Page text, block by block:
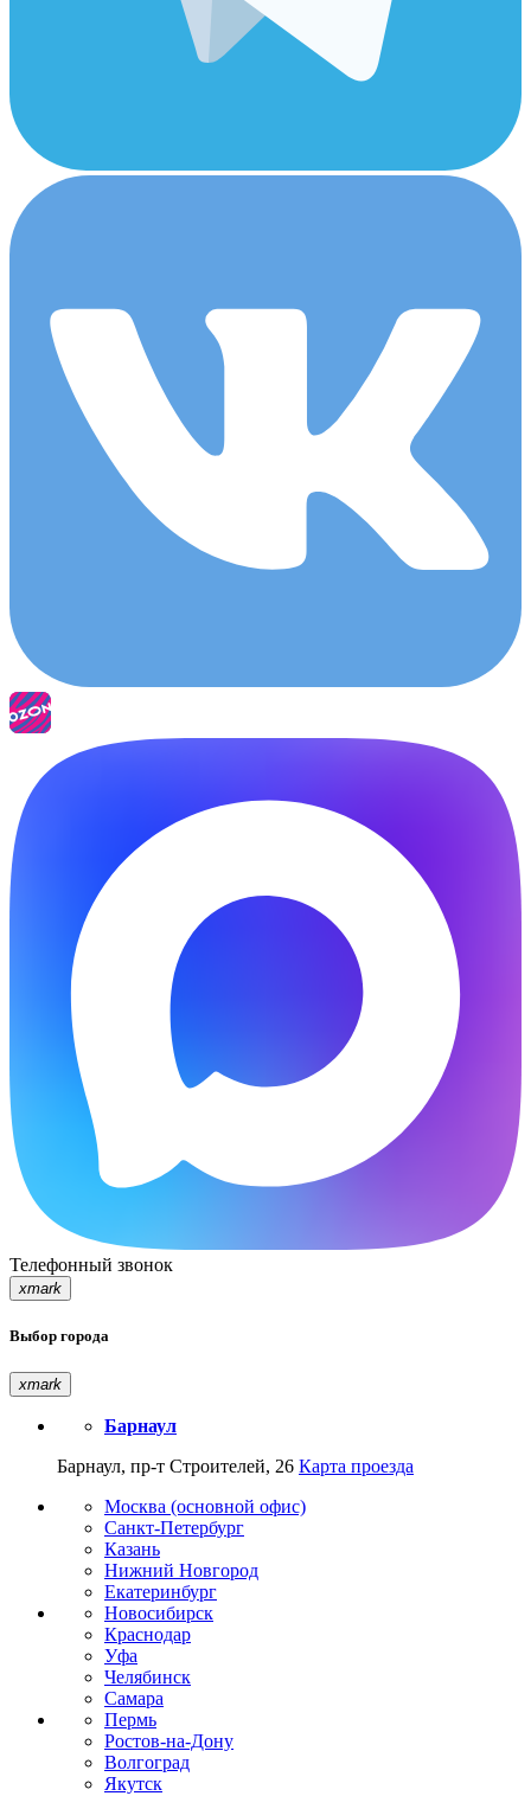
Телефонный звонок
xmark
Выбор города
xmark
Барнаул
Барнаул, пр-т Строителей, 26 Карта проезда
Москва (основной офис)
Санкт-Петербург
Казань
Нижний Новгород
Екатеринбург
Новосибирск
Краснодар
Уфа
Челябинск
Самара
Пермь
Ростов-на-Дону
Волгоград
Якутск